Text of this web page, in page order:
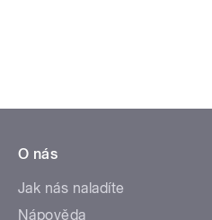
O nás
Jak nás naladíte
Nápověda